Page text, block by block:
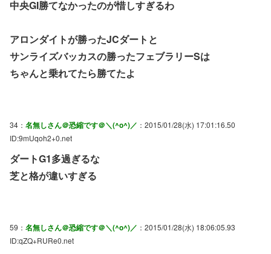
中央GI勝てなかったのが惜しすぎるわ
アロンダイトが勝ったJCダートと
サンライズバッカスの勝ったフェブラリーSは
ちゃんと乗れてたら勝てたよ
34： 名無しさん＠恐縮です＠＼(^o^)／ ：2015/01/28(水) 17:01:16.50
ID:9mUqoh2+0.net
ダートG1多過ぎるな
芝と格が違いすぎる
59： 名無しさん＠恐縮です＠＼(^o^)／ ：2015/01/28(水) 18:06:05.93
ID:qZQ+RURe0.net